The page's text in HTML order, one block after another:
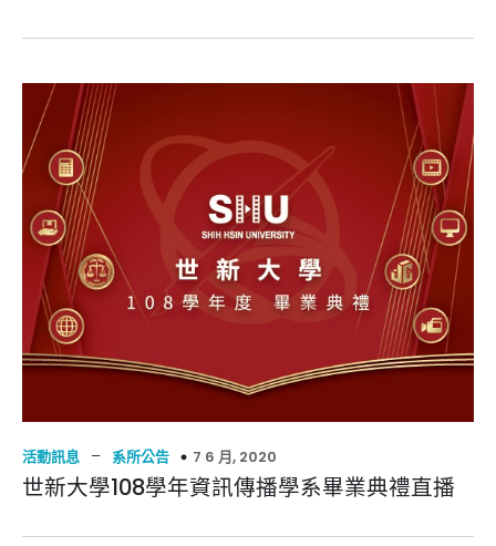
活動訊息 – 系所公告 7 6 月, 2020
世新大學108學年資訊傳播學系畢業典禮直播